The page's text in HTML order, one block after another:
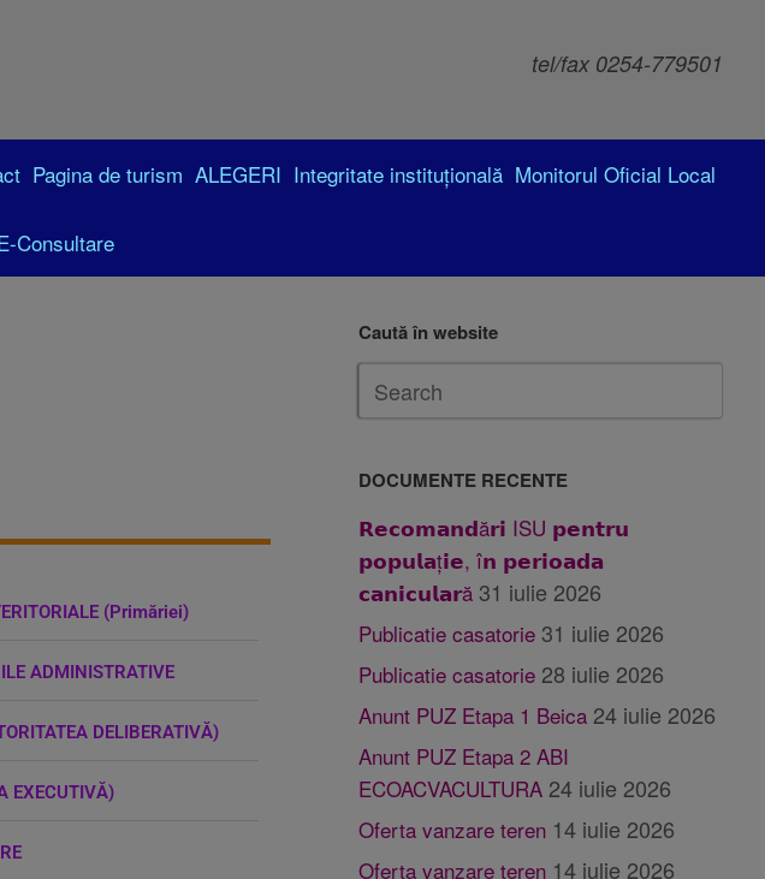
tel/fax 0254-779501
Pagina de turism ALEGERI Integritate instituțională Monitorul Oficial Local
Consultare
(Primăriei)
ADMINISTRATIVE
DELIBERATIVĂ)
EXECUTIVĂ)
Caută în website
DOCUMENTE RECENTE
𝗥𝗲𝗰𝗼𝗺𝗮𝗻𝗱ă𝗿𝗶 ISU 𝗽𝗲𝗻𝘁𝗿𝘂
𝗽𝗼𝗽𝘂𝗹𝗮ț𝗶𝗲, î𝗻 𝗽𝗲𝗿𝗶𝗼𝗮𝗱𝗮
𝗰𝗮𝗻𝗶𝗰𝘂𝗹𝗮𝗿ă 31 iulie 2026
Publicatie casatorie 31 iulie 2026
Publicatie casatorie 28 iulie 2026
Anunt PUZ Etapa 1 Beica 24 iulie 2026
Anunt PUZ Etapa 2 ABI
ECOACVACULTURA 24 iulie 2026
Oferta vanzare teren 14 iulie 2026
Oferta vanzare teren 14 iulie 2026